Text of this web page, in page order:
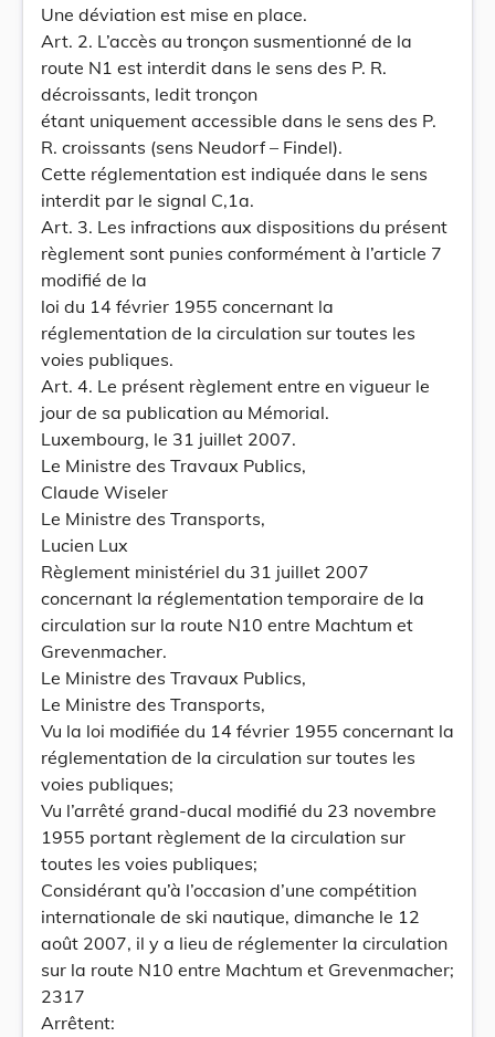
Une déviation est mise en place.
Art. 2. L’accès au tronçon susmentionné de la
route N1 est interdit dans le sens des P. R.
décroissants, ledit tronçon
étant uniquement accessible dans le sens des P.
R. croissants (sens Neudorf – Findel).
Cette réglementation est indiquée dans le sens
interdit par le signal C,1a.
Art. 3. Les infractions aux dispositions du présent
règlement sont punies conformément à l’article 7
modifié de la
loi du 14 février 1955 concernant la
réglementation de la circulation sur toutes les
voies publiques.
Art. 4. Le présent règlement entre en vigueur le
jour de sa publication au Mémorial.
Luxembourg, le 31 juillet 2007.
Le Ministre des Travaux Publics,
Claude Wiseler
Le Ministre des Transports,
Lucien Lux
Règlement ministériel du 31 juillet 2007
concernant la réglementation temporaire de la
circulation sur la route N10 entre Machtum et
Grevenmacher.
Le Ministre des Travaux Publics,
Le Ministre des Transports,
Vu la loi modifiée du 14 février 1955 concernant la
réglementation de la circulation sur toutes les
voies publiques;
Vu l’arrêté grand-ducal modifié du 23 novembre
1955 portant règlement de la circulation sur
toutes les voies publiques;
Considérant qu’à l’occasion d’une compétition
internationale de ski nautique, dimanche le 12
août 2007, il y a lieu de réglementer la circulation
sur la route N10 entre Machtum et Grevenmacher;
2317
Arrêtent: